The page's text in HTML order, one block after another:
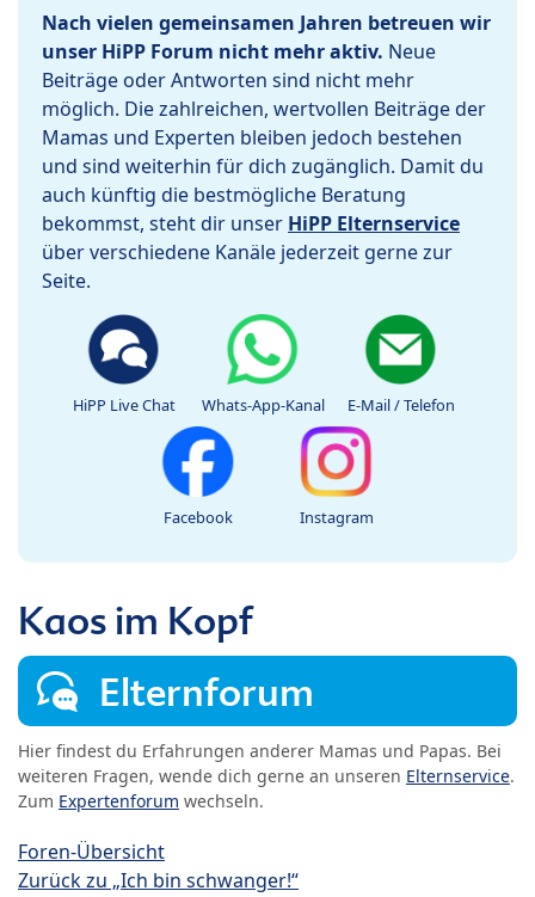
Nach vielen gemeinsamen Jahren betreuen wir
unser HiPP Forum nicht mehr aktiv. Neue
Beiträge oder Antworten sind nicht mehr
möglich. Die zahlreichen, wertvollen Beiträge der
Mamas und Experten bleiben jedoch bestehen
und sind weiterhin für dich zugänglich. Damit du
auch künftig die bestmögliche Beratung
bekommst, steht dir unser HiPP Elternservice
über verschiedene Kanäle jederzeit gerne zur
Seite.
HiPP Live Chat Whats-App-Kanal E-Mail / Telefon
Facebook Instagram
Kaos im Kopf
Elternforum
Hier findest du Erfahrungen anderer Mamas und Papas. Bei
weiteren Fragen, wende dich gerne an unseren Elternservice.
Zum Expertenforum wechseln.
Foren-Übersicht
Zurück zu „Ich bin schwanger!“